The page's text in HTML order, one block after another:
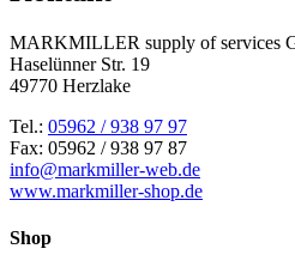
MARKMILLER supply of services
Haselünner Str. 19
49770 Herzlake
Tel.: 05962 / 938 97 97
Fax: 05962 / 938 97 87
info@markmiller-web.de
www.markmiller-shop.de
Shop